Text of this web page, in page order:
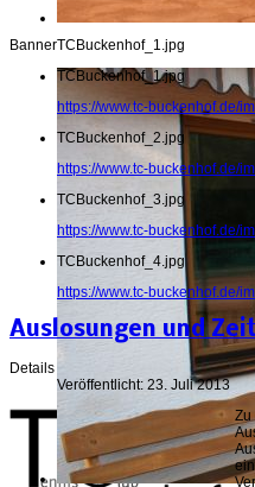
TCBuckenhof_1.jpg
Banner
TCBuckenhof_1.jpg
https://www.tc-buckenhof.de/
TCBuckenhof_2.jpg
https://www.tc-buckenhof.de/
TCBuckenhof_3.jpg
https://www.tc-buckenhof.de/
TCBuckenhof_4.jpg
https://www.tc-buckenhof.de/
Auslosungen und
Details
Veröffentlicht: 23. Juli 2013
Zu